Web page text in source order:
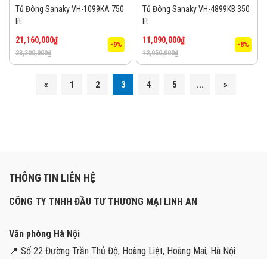
Tủ Đông Sanaky VH-1099KA 750
lít
23,300,000₫
21,160,000₫
-9%
Tủ Đông Sanaky VH-4899KB 350
lít
12,050,000₫
11,090,000₫
-8%
« 1 2 3 4 5 ... »
THÔNG TIN LIÊN HỆ
CÔNG TY TNHH ĐẦU TƯ THƯƠNG MẠI LINH AN
Văn phòng Hà Nội
📍 Số 22 Đường Trần Thủ Độ, Hoàng Liệt, Hoàng Mai, Hà Nội